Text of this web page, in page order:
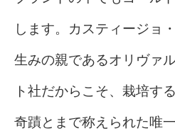
します。カスティージョ
生みの親であるオリヴァ
ト社だからこそ、栽培す
奇蹟とまで称えられた唯